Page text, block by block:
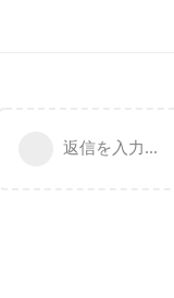
返信を入力...